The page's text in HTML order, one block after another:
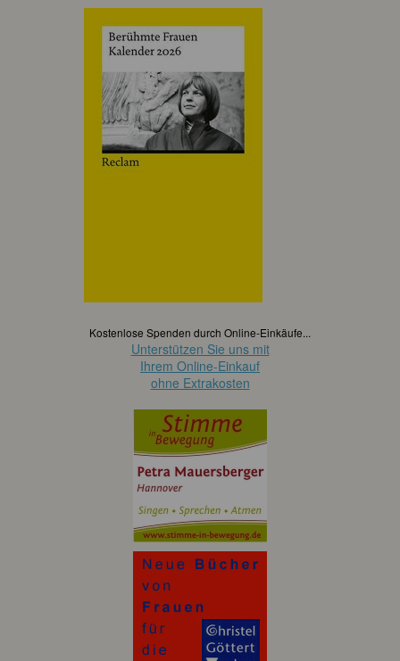
Kostenlose Spenden durch Online-Einkäufe...
Unterstützen Sie uns mit
Ihrem Online-Einkauf
ohne Extrakosten